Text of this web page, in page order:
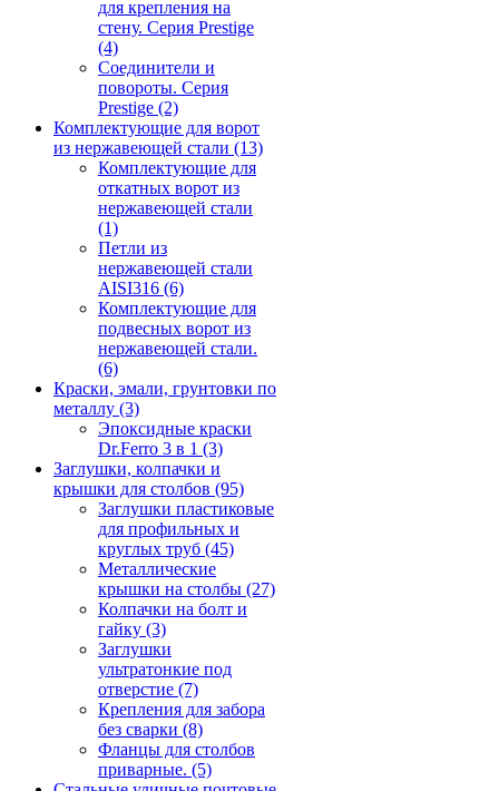
для крепления на
стену. Серия Prestige
(4)
Соединители и
повороты. Серия
Prestige (2)
Комплектующие для ворот
из нержавеющей стали (13)
Комплектующие для
откатных ворот из
нержавеющей стали
(1)
Петли из
нержавеющей стали
AISI316 (6)
Комплектующие для
подвесных ворот из
нержавеющей стали.
(6)
Краски, эмали, грунтовки по
металлу (3)
Эпоксидные краски
Dr.Ferro 3 в 1 (3)
Заглушки, колпачки и
крышки для столбов (95)
Заглушки пластиковые
для профильных и
круглых труб (45)
Металлические
крышки на столбы (27)
Колпачки на болт и
гайку (3)
Заглушки
ультратонкие под
отверстие (7)
Крепления для забора
без сварки (8)
Фланцы для столбов
приварные. (5)